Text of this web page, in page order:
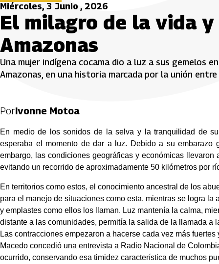
Miércoles, 3 Junio , 2026
El milagro de la vida
Amazonas
Una mujer indígena cocama dio a luz a sus gemelos
Amazonas, en una historia marcada por la unión
PorIvonne Motoa
En medio de los sonidos de la selva y la tranquilidad de
esperaba el momento de dar a luz. Debido a su embarazo
embargo, las condiciones geográficas y económicas
evitando un recorrido de aproximadamente 50 kilómetros por
En territorios como estos, el conocimiento ancestral de los
para el manejo de situaciones como esta, mientras se logra
y emplastes como ellos los llaman. Luz mantenía la calma,
distante a las comunidades, permitía la salida de la llamada
Las contracciones empezaron a hacerse cada vez más
Macedo concedió una entrevista a Radio Nacional de
ocurrido, conservando esa timidez característica de muchos